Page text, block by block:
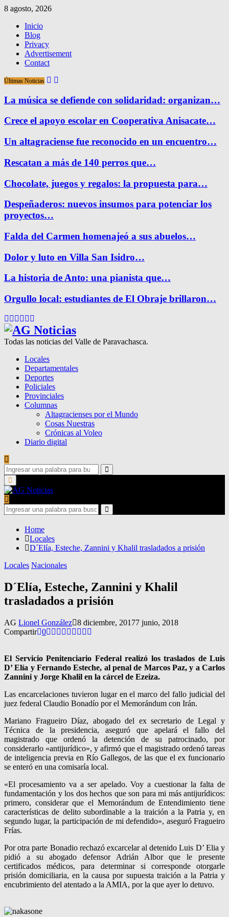
8 agosto, 2026
Inicio
Blog
Privacy
Advertisement
Contact
Últimas Noticias
La música se defiende con solidaridad: organizan…
Crece el apoyo escolar en Cooperativa Anisacate…
Un altagraciense fue reconocido en un encuentro…
Rescatan a más de 140 perros que…
Chocolate, juegos y regalos: la propuesta para…
Despeñaderos: nuevos insumos para potenciar los
proyectos…
Falda del Carmen homenajeó a sus abuelos…
Dolor y luto en Villa San Isidro…
La historia de Anto: una pianista que…
Orgullo local: estudiantes de El Obraje brillaron…
Facebook
Twitter
Instagram
Pinterest
Google
Todas las noticias del Valle de Paravachasca.
Locales
Departamentales
Deportes
Policiales
Provinciales
Columnas
Altagracienses por el Mundo
Cosas Nuestras
Crónicas al Voleo
Diario digital
Search
for:
Search
Primary
Menu
Search
for:
Search
Home
Locales
D´Elía, Esteche, Zannini y Khalil trasladados a prisión
Locales Nacionales
D´Elía, Esteche, Zannini y Khalil
trasladados a prisión
AG Lionel González 8 diciembre, 20177 junio, 2018
Compartir 0
El Servicio Penitenciario Federal realizó los traslados de Luis
D’ Elía y Fernando Esteche, al penal de Marcos Paz, y a Carlos
Zannini y Jorge Khalil en la cárcel de Ezeiza.
Las encarcelaciones tuvieron lugar en el marco del fallo judicial del
juez federal Claudio Bonadío por el Memorándum con Irán.
Mariano Fragueiro Díaz, abogado del ex secretario de Legal y
Técnica de la presidencia, aseguró que apelará el fallo del
magistrado que ordenó la detención de su patrocinado, por
considerarlo «antijurídico», y afirmó que el magistrado ordenó tareas
de inteligencia previa en Río Gallegos, de las que el ex funcionario
se enteró en una comisaría local.
«El procesamiento va a ser apelado. Voy a cuestionar la falta de
fundamentación y los dos hechos que son para mi más antijurídicos:
primero, considerar que el Memorándum de Entendimiento tiene
características de delito subordinable a la traición a la Patria y, en
segundo lugar, la participación de mi defendido», aseguró Fragueiro
Frías.
Por otra parte Bonadio rechazó excarcelar al detenido Luis D’ Elia y
pidió a su abogado defensor Adrián Albor que le presente
certificados médicos, para determinar si corresponde otorgarle
prisión domiciliaria, en la causa por supuesta traición a la Patria y
encubrimiento del atentado a la AMIA, por la que ayer lo detuvo.